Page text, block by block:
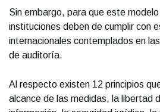
Sin embargo, para que este
instituciones deben de cumplir con
internacionales contemplados en
de auditoría.
Al respecto existen 12 principios
alcance de las medidas, la libertad